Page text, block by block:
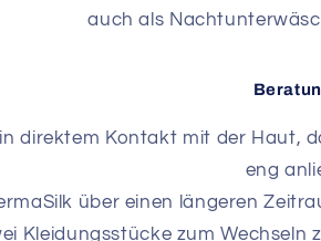
auch als
direktem Kontakt mit der Haut,
eng
über einen längeren
Kleidungsstücke zum